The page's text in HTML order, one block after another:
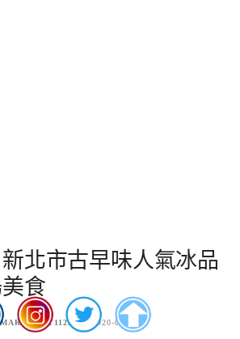
北市古早味人氣冰品
美食
MARGARET1122 2020-09-01